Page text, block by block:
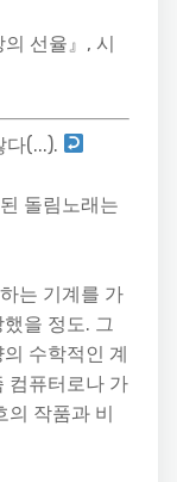
선율』, 시
다(...).
돌림노래는
는 기계를 가
을 정도. 그
수학적인 계
컴퓨터로나 가
의 작품과 비